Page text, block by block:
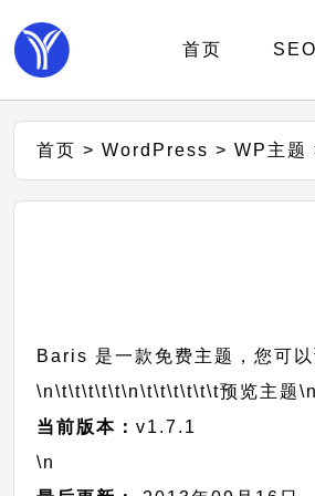
首页
首页 >WordPress >WP主题
Baris 是一款免费主题，您可
\n\t\t\t\t\t\n\t\t\t\t\t\t预览主题
当前版本：v1.7.1
\n